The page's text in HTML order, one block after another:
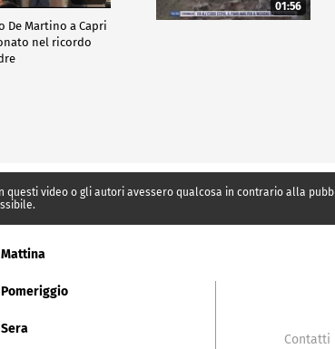
De Martino a Capri
nel ricordo
01:56
video o gli autori avessero qualcosa in contrario alla
Mattina
Pomeriggio
Sera
Contatti